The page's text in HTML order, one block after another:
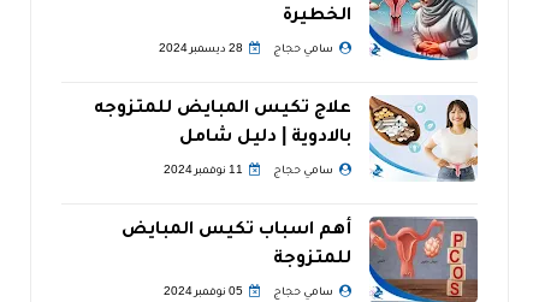
الخطيرة
سامي حجاج 28 ديسمبر 2024
علاج تكيس المبايض للمتزوجه
بالادوية | دليل شامل
سامي حجاج 11 نوفمبر 2024
أهم اسباب تكيس المبايض
للمتزوجة
سامي حجاج 05 نوفمبر 2024